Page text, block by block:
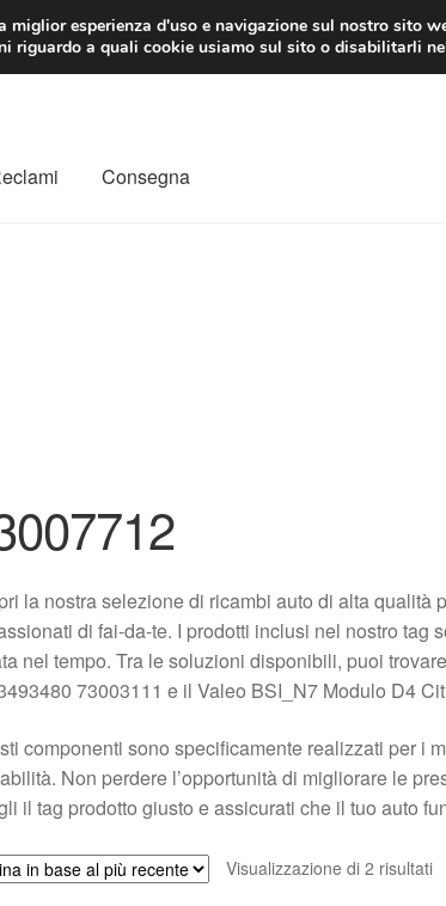
EUR
Consegna
la nostra selezione di ricambi auto di alta
di fai-da-te. I prodotti inclusi nel nostro tag
nel tempo. Tra le soluzioni disponibili, puoi
73003111 e il Valeo BSI_N7 Modulo D4
componenti sono specificamente realizzati per i
Non perdere l’opportunità di migliorare le
il tag prodotto giusto e assicurati che il tuo auto
Visualizzazione di 2 risultati
esperienza d'uso e navigazione sul nostro sito
riguardo a quali cookie usiamo sul sito o disabilitarli